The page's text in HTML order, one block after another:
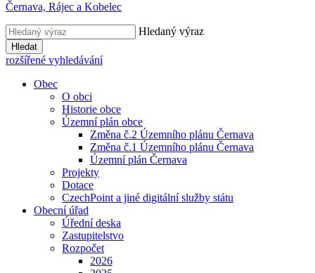
Černava, Rájec a Kobelec
Hledaný výraz
Hledat
rozšířené vyhledávání
Obec
O obci
Historie obce
Územní plán obce
Změna č.2 Územního plánu Černava
Změna č.1 Územního plánu Černava
Územní plán Černava
Projekty
Dotace
CzechPoint a jiné digitální služby státu
Obecní úřad
Úřední deska
Zastupitelstvo
Rozpočet
2026